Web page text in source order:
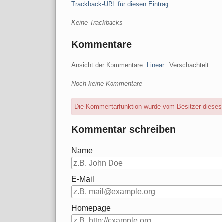
Trackback-URL für diesen Eintrag
Keine Trackbacks
Kommentare
Ansicht der Kommentare: Linear | Verschachtelt
Noch keine Kommentare
Die Kommentarfunktion wurde vom Besitzer
Kommentar schreiben
Name
E-Mail
Homepage